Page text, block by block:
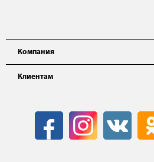
Компания
Клиентам